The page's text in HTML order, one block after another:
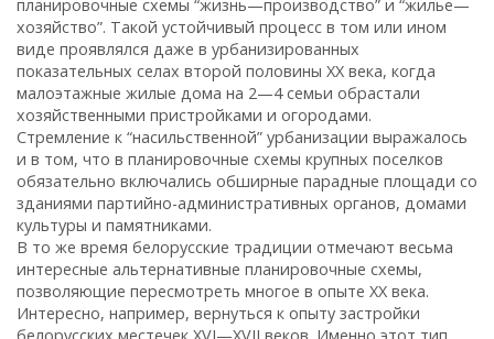
планировочные схемы “жизнь—производство” и “жилье—
хозяйство”. Такой устойчивый процесс в том или ином
виде проявлялся даже в урбанизированных
показательных селах второй половины ХХ века, когда
малоэтажные жилые дома на 2—4 семьи обрастали
хозяйственными пристройками и огородами.
Стремление к “насильственной” урбанизации выражалось
и в том, что в планировочные схемы крупных поселков
обязательно включались обширные парадные площади со
зданиями партийно-административных органов, домами
культуры и памятниками.
В то же время белорусские традиции отмечают весьма
интересные альтернативные планировочные схемы,
позволяющие пересмотреть многое в опыте ХХ века.
Интересно, например, вернуться к опыту застройки